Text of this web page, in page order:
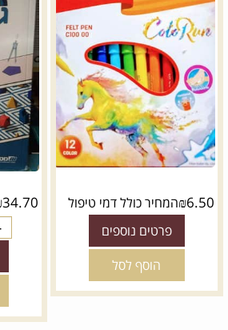
₪6.50 המחיר כולל דמי טיפול
פרטים נוספים
הוסף לסל
34.70